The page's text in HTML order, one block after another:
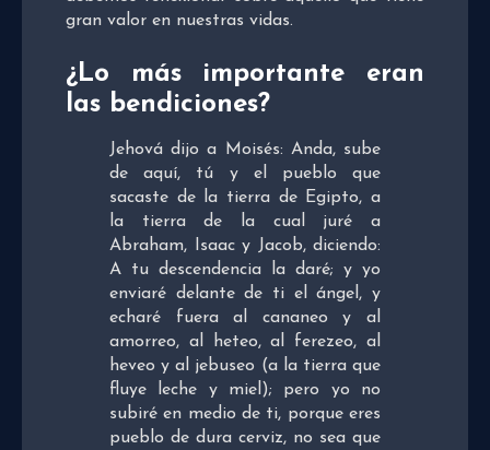
gran valor en nuestras vidas.
¿Lo más importante eran
las bendiciones?
Jehová dijo a Moisés: Anda, sube
de aquí, tú y el pueblo que
sacaste de la tierra de Egipto, a
la tierra de la cual juré a
Abraham, Isaac y Jacob, diciendo:
A tu descendencia la daré; y yo
enviaré delante de ti el ángel, y
echaré fuera al cananeo y al
amorreo, al heteo, al ferezeo, al
heveo y al jebuseo (a la tierra que
fluye leche y miel); pero yo no
subiré en medio de ti, porque eres
pueblo de dura cerviz, no sea que